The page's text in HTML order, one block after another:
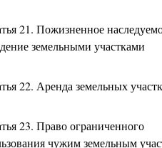
21. Пожизненное
земельными участками
22. Аренда земельных
23. Право ограниченного
чужим земельным